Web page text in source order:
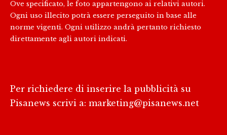
Ove specificato, le foto appartengono ai relativi autori.
Ogni uso illecito potrà essere perseguito in base alle
norme vigenti. Ogni utilizzo andrà pertanto richiesto
direttamente agli autori indicati.
Per richiedere di inserire la pubblicità su
Pisanews scrivi a: marketing@pisanews.net